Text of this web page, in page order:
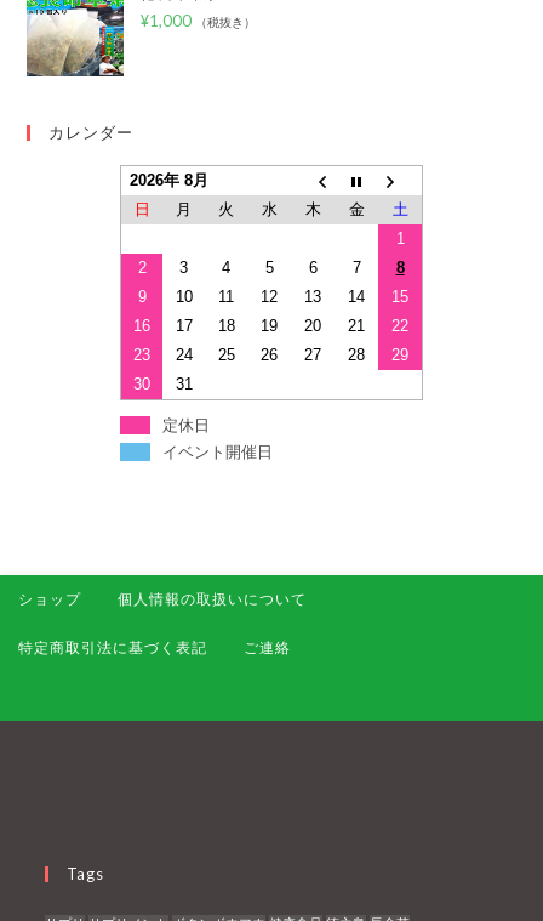
¥1,000 （税抜き）
カレンダー
2026年 8月
日
月 火 水 木 金
土
1
2
3 4 5 6 7
8
9
10 11 12 13 14
15
16
17 18 19 20 21
22
23
24 25 26 27 28
29
30
31
定休日
イベント開催日
ショップ 個人情報の取扱いについて
特定商取引法に基づく表記 ご連絡
Tags